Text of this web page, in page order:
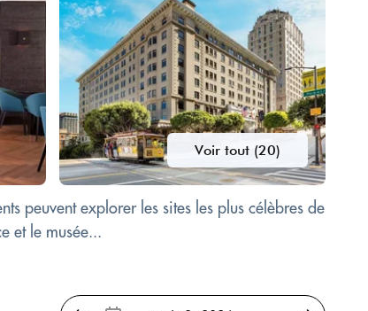
Voir tout (20)
peuvent explorer les sites les plus célèbres de
et le musée...